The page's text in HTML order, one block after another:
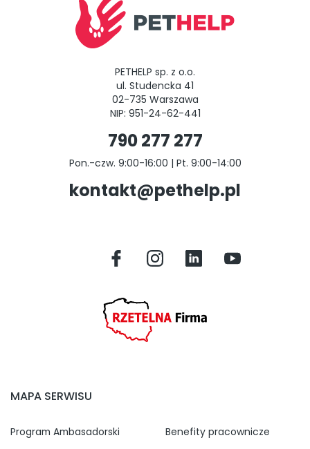
PETHELP sp. z o.o.
ul. Studencka 41
02-735 Warszawa
NIP: 951-24-62-441
790 277 277
Pon.-czw. 9:00-16:00 | Pt. 9:00-14:00
kontakt@pethelp.pl
MAPA SERWISU
Program Ambasadorski
Benefity pracownicze